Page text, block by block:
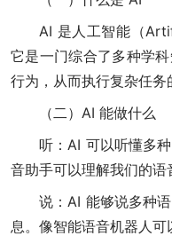
AI 是人工智能（
它是一门综合了多种学
行为，从而执行复杂任务
（二）AI 能做什么
听：AI 可以听懂多
音助手可以理解我们的语
说：AI 能够说多种
息。像智能语音机器人可